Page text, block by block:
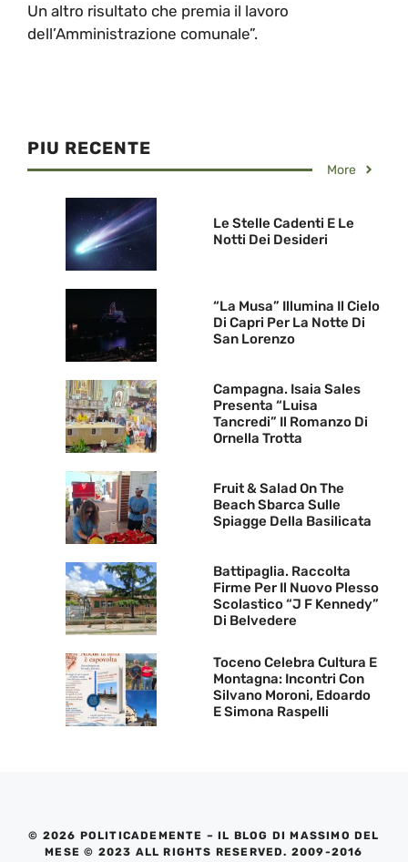
Un altro risultato che premia il lavoro
dell’Amministrazione comunale”.
PIU RECENTE
More
Le Stelle Cadenti E Le
Notti Dei Desideri
“La Musa” Illumina Il Cielo
Di Capri Per La Notte Di
San Lorenzo
Campagna. Isaia Sales
Presenta “Luisa
Tancredi” Il Romanzo Di
Ornella Trotta
Fruit & Salad On The
Beach Sbarca Sulle
Spiagge Della Basilicata
Battipaglia. Raccolta
Firme Per Il Nuovo Plesso
Scolastico “J F Kennedy”
Di Belvedere
Toceno Celebra Cultura E
Montagna: Incontri Con
Silvano Moroni, Edoardo
E Simona Raspelli
© 2026 POLITICADEMENTE – IL BLOG DI MASSIMO DEL
MESE © 2023 ALL RIGHTS RESERVED. 2009-2016